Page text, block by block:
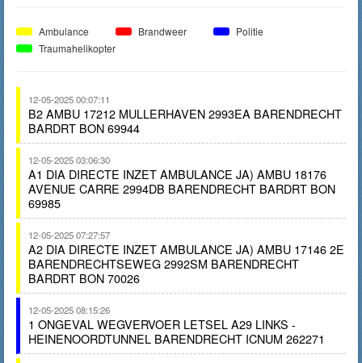
Ambulance Brandweer
Politie
Traumahelikopter
12-05-2025 00:07:11
B2 AMBU 17212 MULLERHAVEN 2993EA BARENDRECHT
BARDRT BON 69944
12-05-2025 03:06:30
A1 DIA DIRECTE INZET AMBULANCE JA) AMBU 18176
AVENUE CARRE 2994DB BARENDRECHT BARDRT BON
69985
12-05-2025 07:27:57
A2 DIA DIRECTE INZET AMBULANCE JA) AMBU 17146 2E
BARENDRECHTSEWEG 2992SM BARENDRECHT
BARDRT BON 70026
12-05-2025 08:15:26
1 ONGEVAL WEGVERVOER LETSEL A29 LINKS -
HEINENOORDTUNNEL BARENDRECHT ICNUM 262271